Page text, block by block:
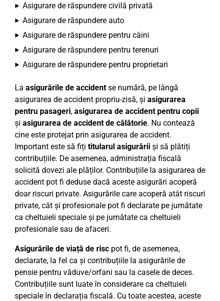
Asigurare de răspundere civilă privată
Asigurare de răspundere auto
Asigurare de răspundere pentru câini
Asigurare de răspundere pentru terenuri
Asigurare de răspundere pentru proprietari
La asigurările de accidentse numără, pe lângă
asigurarea de accident propriu-zisă, și asigurarea
pentru pasageri, asigurarea de accident pentru copii
și asigurarea de accident de călătorie. Nu contează
cine este protejat prin asigurarea de accident.
Important este să fiți titularul asigurării și să plătiți
contribuțiile. De asemenea, administrația fiscală
solicită dovezi ale plăților. Contribuțiile la asigurarea de
accident pot fi deduse dacă aceste asigurări acoperă
doar riscuri private. Asigurările care acoperă atât riscuri
private, cât și profesionale pot fi declarate pe jumătate
ca cheltuieli speciale și pe jumătate ca cheltuieli
profesionale sau de afaceri.
Asigurările de viață de risc pot fi, de asemenea,
declarate, la fel ca și contribuțiile la asigurările de
pensie pentru văduve/orfani sau la casele de deces.
Contribuțiile sunt luate în considerare ca cheltuieli
speciale în declarația fiscală. Cu toate acestea, aceste